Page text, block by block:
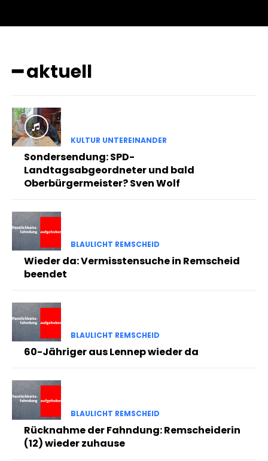
━ aktuell
KULTUR UNTEREINANDER
Sondersendung: SPD-
Landtagsabgeordneter und bald
Oberbürgermeister? Sven Wolf
BLAULICHT REMSCHEID
Wieder da: Vermisstensuche in Remscheid
beendet
BLAULICHT REMSCHEID
60-Jähriger aus Lennep wieder da
BLAULICHT REMSCHEID
Rücknahme der Fahndung: Remscheiderin
(12) wieder zuhause